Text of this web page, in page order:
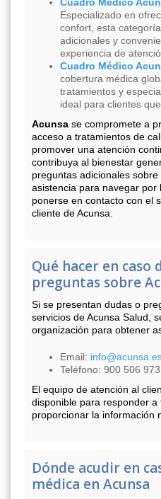
Especializado en
confort, esta
adicionales y
experiencia de
Cuadro Médico
cobertura médica
tratamientos y
ideal para clientes
Acunsa se compromete a
acceso a tratamientos de
promover una atención
contribuya al bienestar
preguntas adicionales
asistencia para navegar por
ponerse en contacto con el
cliente de Acunsa.
Qué hacer en caso
preguntas sobre
Si se presentan dudas o
servicios de Acunsa Salud,
organización para obtener
Email:
Teléfono: 900 506 973
El equipo de atención al
disponible para responder a
proporcionar la información
Dónde acudir en
médica en Acunsa